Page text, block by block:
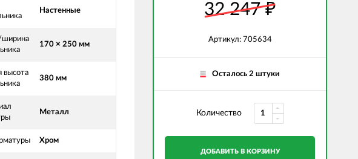
Настенные
170 × 250 мм
высота
380 мм
Металл
Хром
32 247₽
Артикул: 705634
Осталось 2 штуки
Количество
ДОБАВИТЬ В КОРЗИНУ